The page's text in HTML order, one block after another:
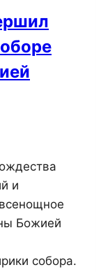
и
Божией
собора.